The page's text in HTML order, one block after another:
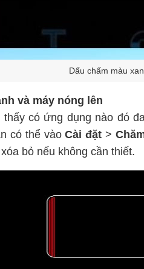
Dấu chấm màu
và máy nóng lên
có ứng dụng nào đó
có thể vàoCài đặt >
bỏ nếu không cần thiết.